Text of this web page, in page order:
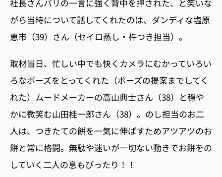
社長さんバリの一言に強く背中を押された、と笑いな
がら当時について話してくれたのは、ダンディな塩原
恵市（39）さん（セイロ蒸し・杵つき担当）。
取材当日、忙しい中でも快くカメラにむかっていろい
ろなポーズをとってくれた（ポーズの提案までしてく
れた）ムードメーカーの高山典士さん（38）と穏や
かに微笑む山田桂一郎さん（38）。のし担当のお二
人は、つきたての餅を一気に伸ばすためアツアツのお
餅と常に格闘。無駄や迷いが一切ない動きでお餅をの
していく二人の息もぴったり！！